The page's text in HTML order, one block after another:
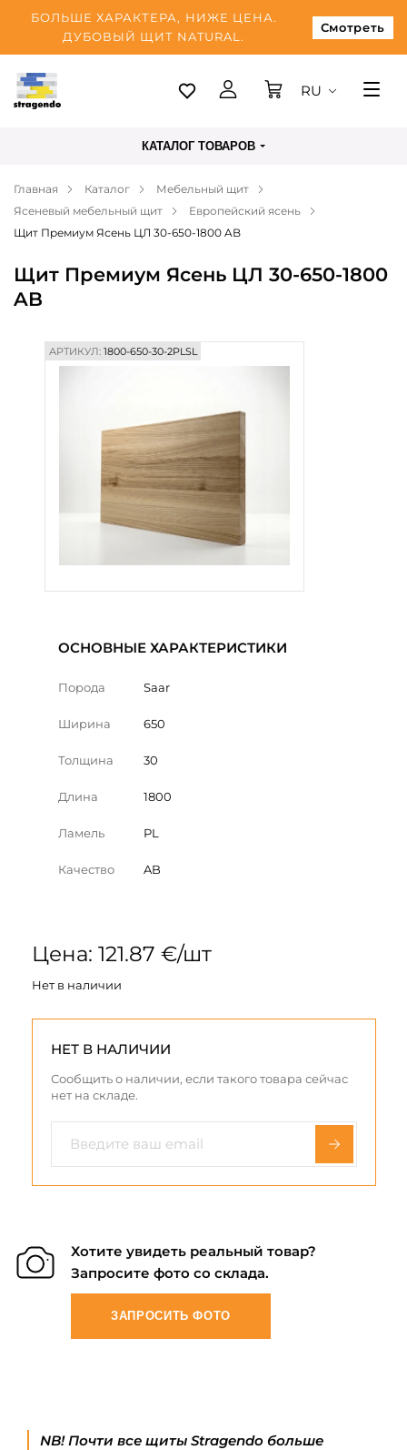
БОЛЬШЕ ХАРАКТЕРА, НИЖЕ ЦЕНА.
ДУБОВЫЙ ЩИТ NATURAL.
Смотреть
Таллинн
Оплата
О нас
Блог
Контакты
RU
КАТАЛОГ ТОВАРОВ
Главная Каталог
Мебельный щит
Ясеневый мебельный щит
Европейский ясень
Щит Премиум Ясень ЦЛ 30-650-1800 AB
Щит Премиум Ясень ЦЛ 30-650-1800
AB
АРТИКУЛ:1800-650-30-2PLSL
ОСНОВНЫЕ ХАРАКТЕРИСТИКИ
Порода Saar
Ширина 650
Толщина 30
Длина 1800
Ламель PL
Качество AB
Цена: 121.87 €/шт
Нет в наличии
НЕТ В НАЛИЧИИ
Сообщить о наличии, если такого товара сейчас
нет на складе.
Хотите увидеть реальный товар?
Запросите фото со склада.
ЗАПРОСИТЬ ФОТО
NB! Почти все щиты Stragendo больше